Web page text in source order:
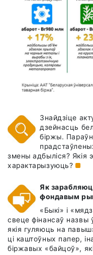
Знайдзіце
дзейнасць
біржы.
змены адбыліся? Якія
характарызуюць?
Як
фондавым
«Быкі» і
свеце фінансаў назвы
якія гуляюць на
ці каштоўных папер,
біржавых «байцоў»,